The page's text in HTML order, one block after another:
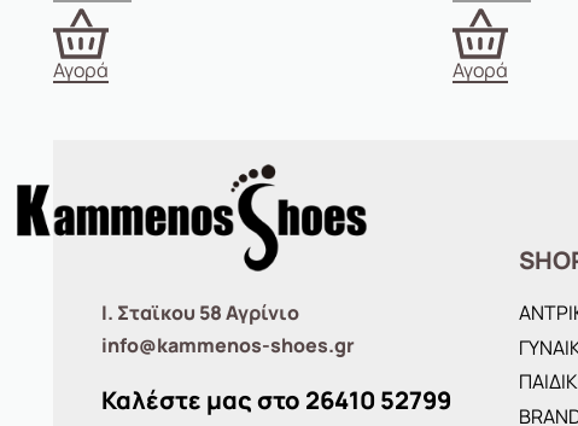
Αγορά Αγορά
Ι. Σταϊκου 58 Αγρίνιο
info@kammenos-shoes.gr
Καλέστε μας στο 26410 52799